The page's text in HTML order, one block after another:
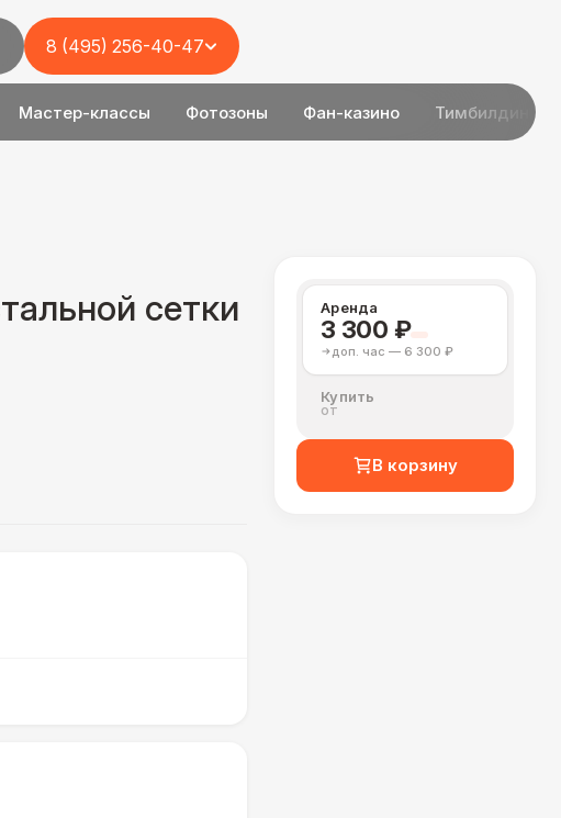
Мастер-классы Фотозоны Фан-казино Тимбилдинг
8 (495) 256-40-47
сетки
Аренда
3 300 ₽
доп. час — 6 300 ₽
Купить
от
В корзину